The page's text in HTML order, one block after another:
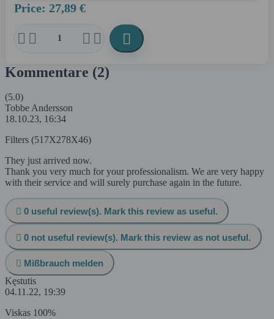
Price: 27,89 €
    
Kommentare (2)
(5.0)
Tobbe Andersson
18.10.23, 16:34
Filters (517X278X46)
They just arrived now.
Thank you very much for your professionalism. We are very happy
with their service and will surely purchase again in the future.
 0 useful review(s). Mark this review as useful.
 0 not useful review(s). Mark this review as not useful.
 Mißbrauch melden
Kęstutis
04.11.22, 19:39
Viskas 100%